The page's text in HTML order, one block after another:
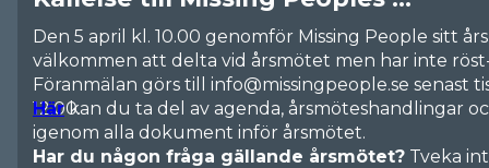
Den 5 april kl. 10.00 genomför Missing People sitt
välkommen att delta vid årsmötet men har inte
Föranmälan görs till info@missingpeople.se senast
12.00.
Härkan du ta del av agenda, årsmöteshandlingar
igenom alla dokument inför årsmötet.
Har du någon fråga gällande årsmötet? Tveka